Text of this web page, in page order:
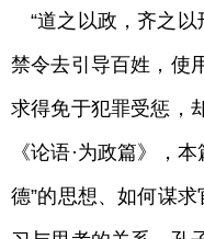
“道之以政，齐之以
禁令去引导百姓，使
求得免于犯罪受惩，
《论语·为政篇》，
德”的思想、如何谋